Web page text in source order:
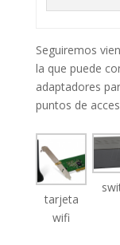
Seguiremos
la que puede
adaptadores
puntos de
tarjeta
wifi